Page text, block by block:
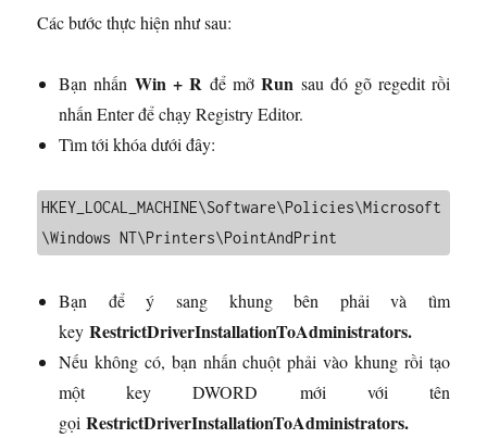
Các bước thực hiện như sau:
Bạn nhấnWin + R để mởRun sau đó gõ regedit rồi
nhấn Enter để chạy Registry Editor.
Tìm tới khóa dưới đây:
HKEY_LOCAL_MACHINE\Software\Policies\Microsoft
\Windows NT\Printers\PointAndPrint
Bạn để ý sang khung bên phải và tìm
keyRestrictDriverInstallationToAdministrators.
Nếu không có, bạn nhấn chuột phải vào khung rồi tạo
một key DWORD mới với tên
gọiRestrictDriverInstallationToAdministrators.